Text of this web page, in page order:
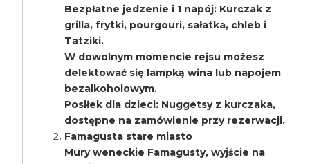
Bezpłatne jedzenie i 1 napój: Kurczak z
grilla, frytki, pourgouri, sałatka, chleb i
Tatziki.
W dowolnym momencie rejsu możesz
delektować się lampką wina lub napojem
bezalkoholowym.
Posiłek dla dzieci: Nuggetsy z kurczaka,
dostępne na zamówienie przy rezerwacji.
Famagusta stare miasto
Mury weneckie Famagusty, wyjście na